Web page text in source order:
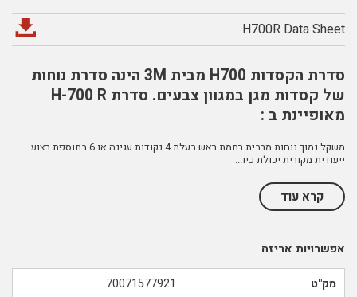
H700R Data Sheet
סדרת הקסדות H700 מבית 3M הינה סדרת נוחות
של קסדות מגן במגוון צבעים. סדרת H-700 R
מאופיינת ב :
משקל נמוך נוחות מרבית רתמת ראש בעלת 4 נקודות עגינה או 6 בתוספת רצוע
ייעודית מקורית יכולת כיו...
קרא עוד
אפשרויות אריזה
מק"ט
70071577921